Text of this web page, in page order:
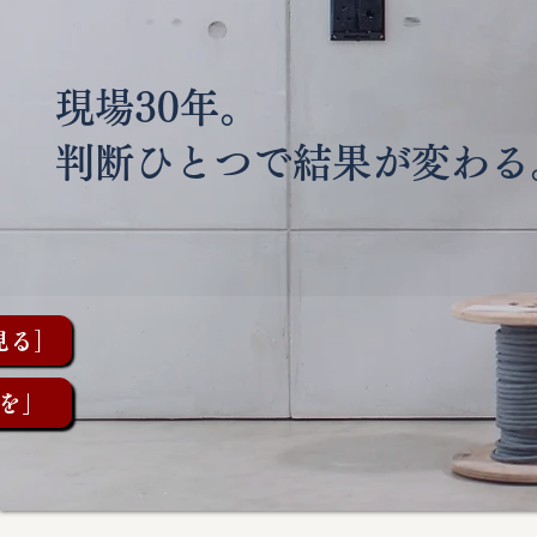
現場30年。
判断ひとつで結果が変わ
］
」